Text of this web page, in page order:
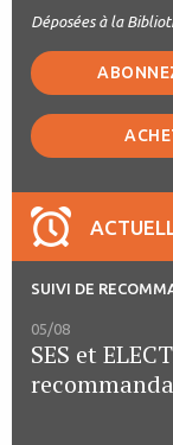
Déposées à la
SUIVI DE
05/08
SES et